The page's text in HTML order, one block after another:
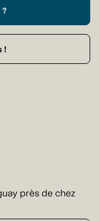
!
près de chez